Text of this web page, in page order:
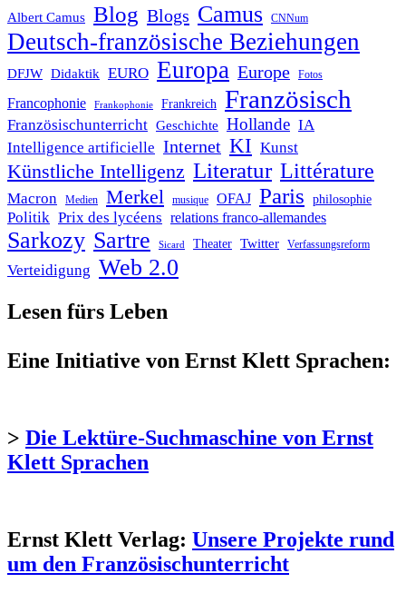
Albert Camus Blog Blogs Camus CNNum
Deutsch-französische Beziehungen
DFJW Didaktik EURO Europa Europe Fotos
Francophonie Frankophonie Frankreich Französisch
Französischunterricht Geschichte Hollande IA
Intelligence artificielle Internet KI Kunst
Künstliche Intelligenz Literatur Littérature
Macron Medien Merkel musique OFAJ Paris philosophie
Politik Prix des lycéens relations franco-allemandes
Sarkozy Sartre Sicard Theater Twitter Verfassungsreform
Verteidigung Web 2.0
Lesen fürs Leben
Eine Initiative von Ernst Klett Sprachen:
> Die Lektüre-Suchmaschine von Ernst
Klett Sprachen
Ernst Klett Verlag: Unsere Projekte rund
um den Französischunterricht